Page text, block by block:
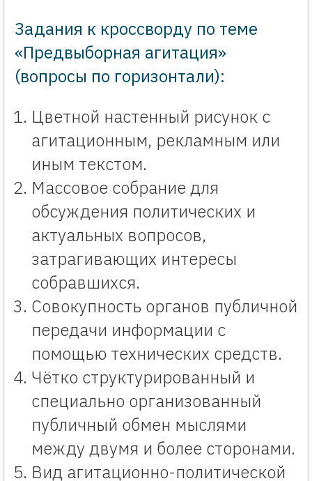
Задания к кроссворду по теме
«Предвыборная агитация»
(вопросы по горизонтали):
Цветной настенный рисунок с
агитационным, рекламным или
иным текстом.
Массовое собрание для
обсуждения политических и
актуальных вопросов,
затрагивающих интересы
собравшихся.
Совокупность органов публичной
передачи информации с
помощью технических средств.
Чётко структурированный и
специально организованный
публичный обмен мыслями
между двумя и более сторонами.
Вид агитационно-политической